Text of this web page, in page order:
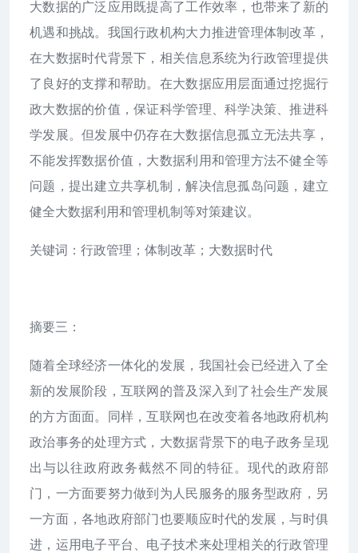
大数据的广泛应用既提高了工作效率，也带来了新的
机遇和挑战。我国行政机构大力推进管理体制改革，
在大数据时代背景下，相关信息系统为行政管理提供
了良好的支撑和帮助。在大数据应用层面通过挖掘行
政大数据的价值，保证科学管理、科学决策、推进科
学发展。但发展中仍存在大数据信息孤立无法共享，
不能发挥数据价值，大数据利用和管理方法不健全等
问题，提出建立共享机制，解决信息孤岛问题，建立
健全大数据利用和管理机制等对策建议。
关键词：行政管理；体制改革；大数据时代
摘要三：
随着全球经济一体化的发展，我国社会已经进入了全
新的发展阶段，互联网的普及深入到了社会生产发展
的方方面面。同样，互联网也在改变着各地政府机构
政治事务的处理方式，大数据背景下的电子政务呈现
出与以往政府政务截然不同的特征。现代的政府部
门，一方面要努力做到为人民服务的服务型政府，另
一方面，各地政府部门也要顺应时代的发展，与时俱
进，运用电子平台、电子技术来处理相关的行政管理